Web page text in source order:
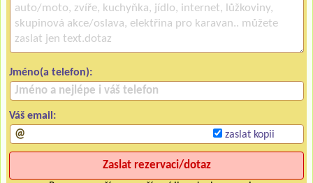
Jméno(a telefon):
Váš email:
zaslat kopii